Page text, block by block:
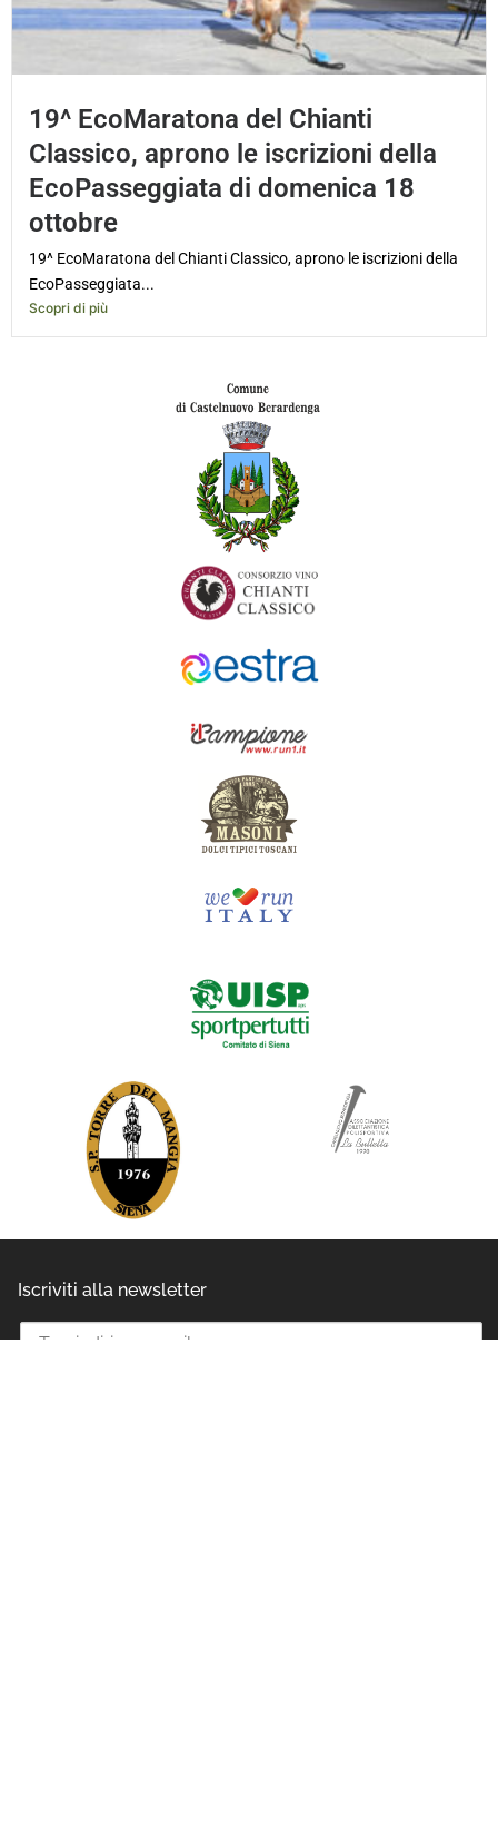
19^ EcoMaratona del Chianti
Classico, aprono le iscrizioni della
EcoPasseggiata di domenica 18
ottobre
19^ EcoMaratona del Chianti Classico, aprono le iscrizioni della
EcoPasseggiata...
Scopri di più
Iscriviti alla newsletter